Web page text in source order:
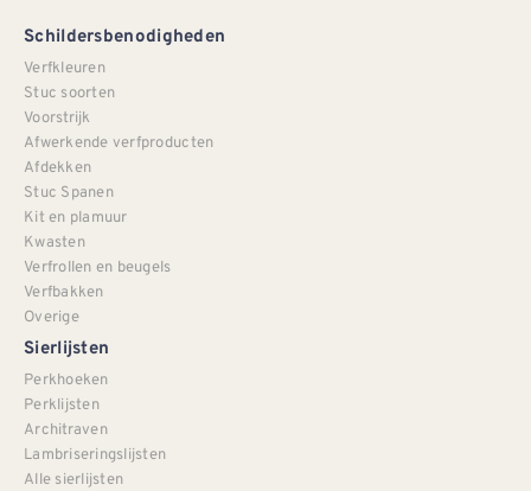
Schildersbenodigheden
Verfkleuren
Stuc soorten
Voorstrijk
Afwerkende verfproducten
Afdekken
Stuc Spanen
Kit en plamuur
Kwasten
Verfrollen en beugels
Verfbakken
Overige
Sierlijsten
Perkhoeken
Perklijsten
Architraven
Lambriseringslijsten
Alle sierlijsten